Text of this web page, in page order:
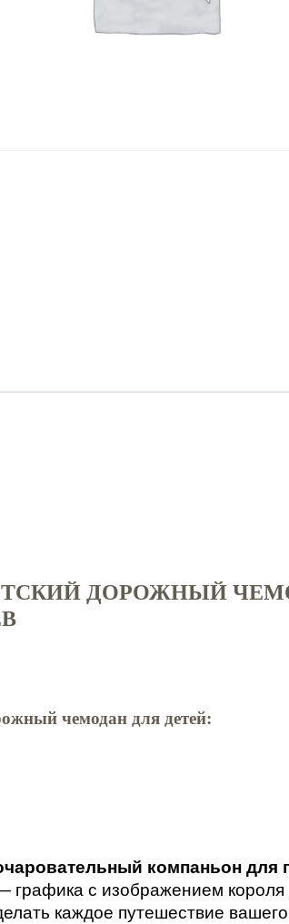
ДОРОЖНЫЙ
чемодан для детей:
компаньон для
графика с изображением короля
каждое путешествие